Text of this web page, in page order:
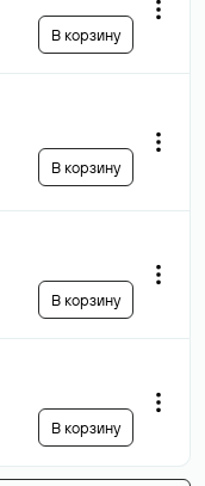
В корзину
В корзину
В корзину
В корзину